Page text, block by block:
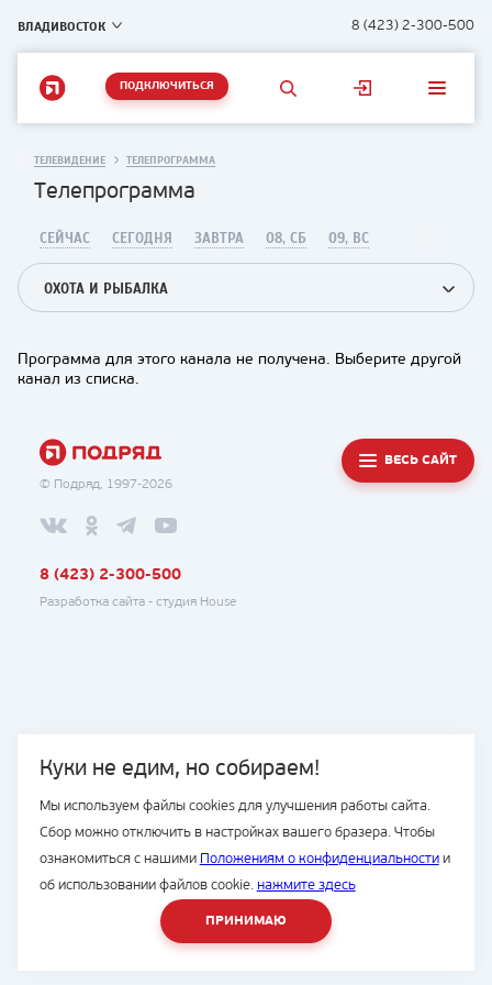
ВЛАДИВОСТОК 8 (423) 2-300-500
ПОДКЛЮЧИТЬСЯ
Куки не едим, но собираем!
Мы используем файлы cookies для улучшения работы сайта.
Сбор можно отключить в настройках вашего бразера. Чтобы
ознакомиться с нашими Положениям о конфиденциальностии
об использовании файлов cookie. нажмите здесь
ПРИНИМАЮ
ТЕЛЕВИДЕНИЕ ТЕЛЕПРОГРАММА
Телепрограмма
СЕЙЧАС СЕГОДНЯ ЗАВТРА 08, СБ 09, ВС
ОХОТА И РЫБАЛКА
Программа для этого канала не получена. Выберите другой
канал из списка.
© Подряд, 1997-2026
ВЕСЬ САЙТ
8 (423) 2-300-500
Разработка сайта - студия House